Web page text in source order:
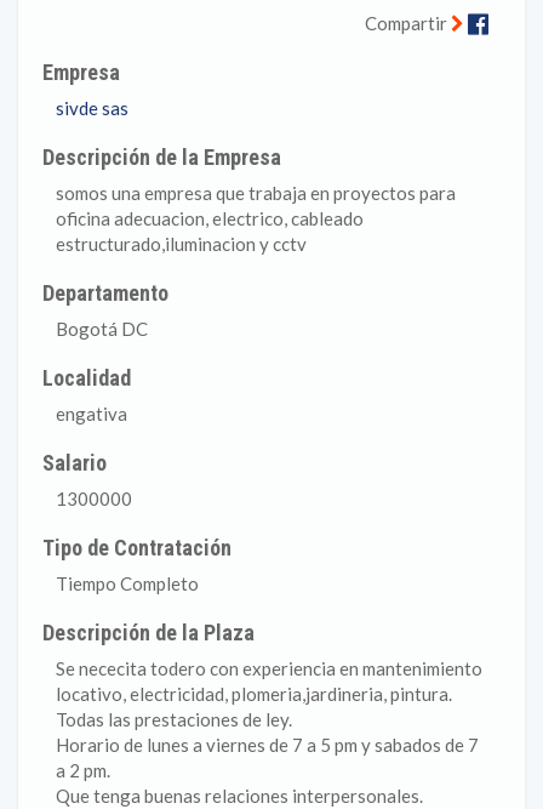
Compartir
Empresa
sivde sas
Descripción de la Empresa
somos una empresa que trabaja en proyectos para
oficina adecuacion, electrico, cableado
estructurado,iluminacion y cctv
Departamento
Bogotá DC
Localidad
engativa
Salario
1300000
Tipo de Contratación
Tiempo Completo
Descripción de la Plaza
Se nececita todero con experiencia en mantenimiento
locativo, electricidad, plomeria,jardineria, pintura.
Todas las prestaciones de ley.
Horario de lunes a viernes de 7 a 5 pm y sabados de 7
a 2 pm.
Que tenga buenas relaciones interpersonales.